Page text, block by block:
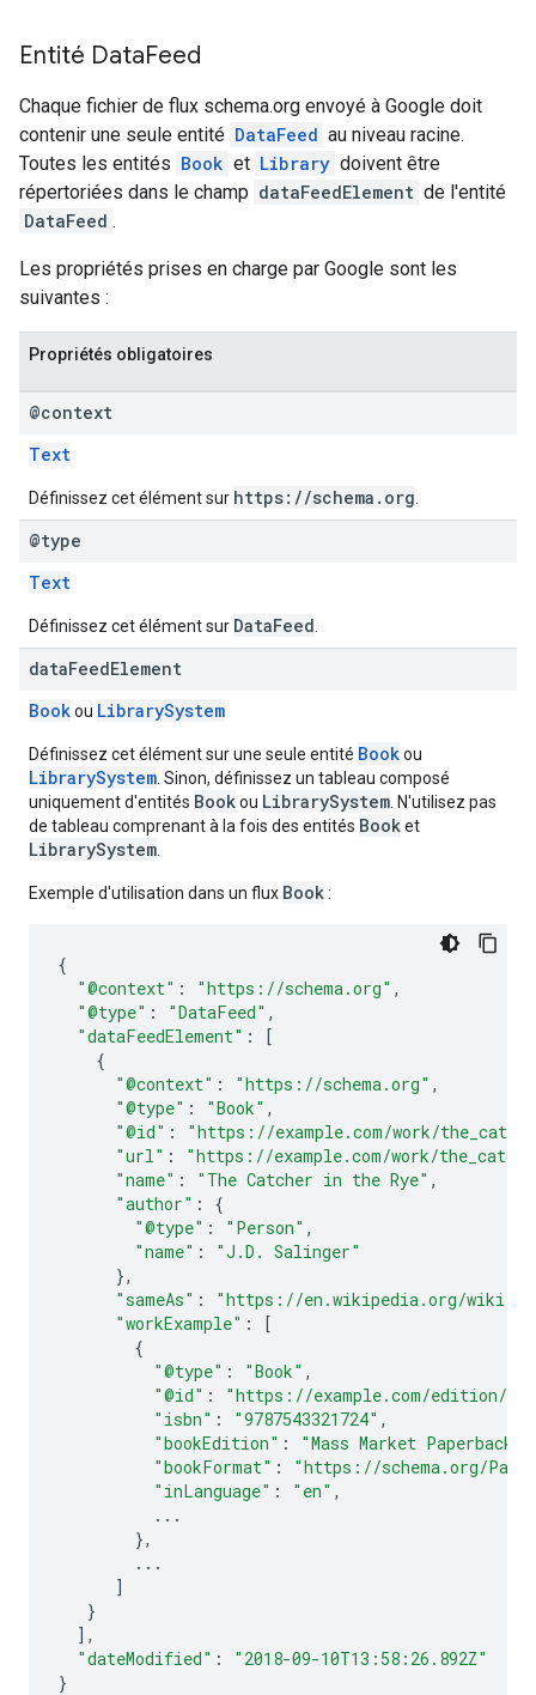
Entité DataFeed
Chaque fichier de flux schema.org envoyé à Google doit
contenir une seule entité DataFeed au niveau racine.
Toutes les entités Book et Library doivent être
répertoriées dans le champ dataFeedElement de l'entité
DataFeed .
Les propriétés prises en charge par Google sont les
suivantes :
Propriétés obligatoires
@context
Text
Définissez cet élément sur https://schema.org
@type
Text
Définissez cet élément sur DataFeed
dataFeedElement
Bookou LibrarySystem
Définissez cet élément sur une seule entité Bookou
LibrarySystem . Sinon, définissez un tableau composé
uniquement d'entités Bookou LibrarySystem . N'utilisez pas
de tableau comprenant à la fois des entités Booket
LibrarySystem
Exemple d'utilisation dans un flux Book:
{
"@context" : "https://schema.org" ,
"@type" : "DataFeed" ,
"dataFeedElement" :
[
{
"@context" : "https://schema.org" ,
"@type" : "Book" ,
"@id" :
"https://example.com/work/
"url" :
"https://example.com/work/
"name" : "The Catcher in the Rye" ,
"author" :
{
"@type" : "Person" ,
"name" :
"J.D. Salinger"
},
"sameAs" :
"https://en.wikipedia.org/wiki/
"workExample" :
[
{
"@type" : "Book" ,
"@id" :
"https://example.com/edition/
"isbn" : "9787543321724" ,
"bookEdition" : "Mass Market Paperback"
"bookFormat" :
"https://schema.org/
"inLanguage" : "en" ,
...
},
...
]
}
],
"dateModified" :
"2018-09-10T13:58:26.892Z"
}